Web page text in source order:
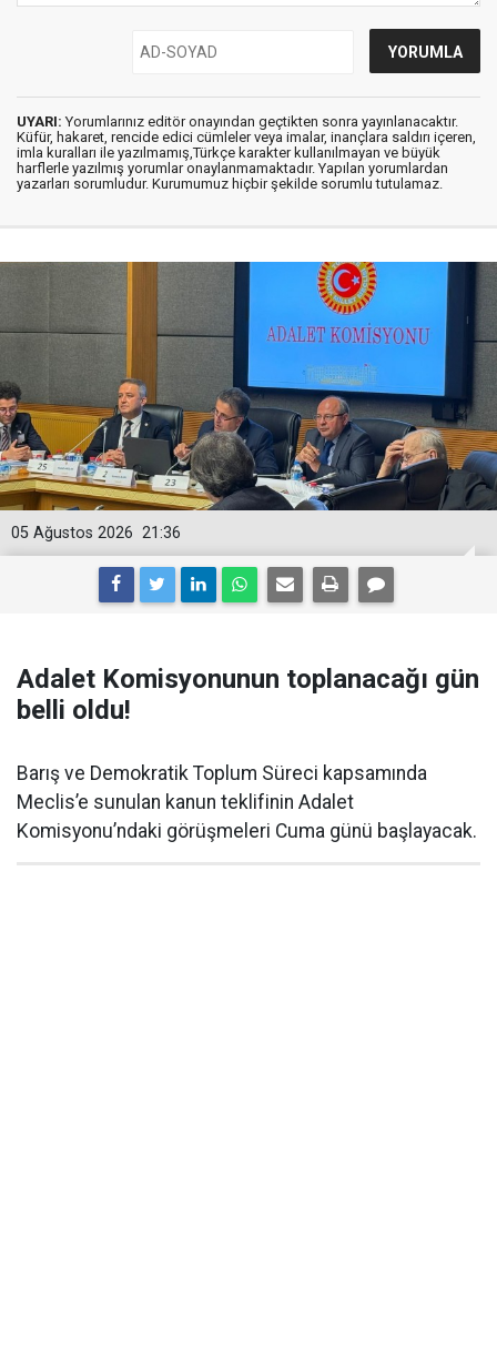
UYARI: Yorumlarınız editör onayından geçtikten sonra yayınlanacaktır.
Küfür, hakaret, rencide edici cümleler veya imalar, inançlara saldırı içeren,
imla kuralları ile yazılmamış,Türkçe karakter kullanılmayan ve büyük
harflerle yazılmış yorumlar onaylanmamaktadır. Yapılan yorumlardan
yazarları sorumludur. Kurumumuz hiçbir şekilde sorumlu tutulamaz.
21:36
05 Ağustos 2026
Adalet Komisyonunun toplanacağı gün
belli oldu!
Barış ve Demokratik Toplum Süreci kapsamında
Meclis’e sunulan kanun teklifinin Adalet
Komisyonu’ndaki görüşmeleri Cuma günü başlayacak.